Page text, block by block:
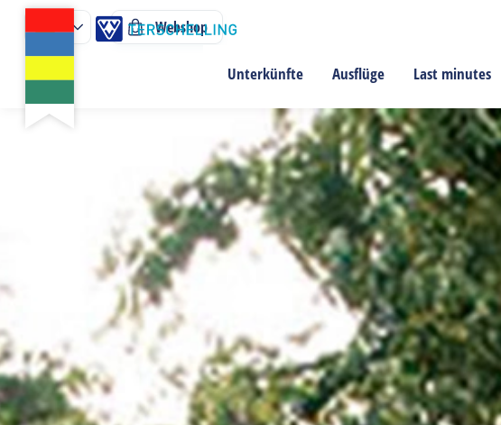
Unterkünfte Ausflüge Last minutes
Webshop